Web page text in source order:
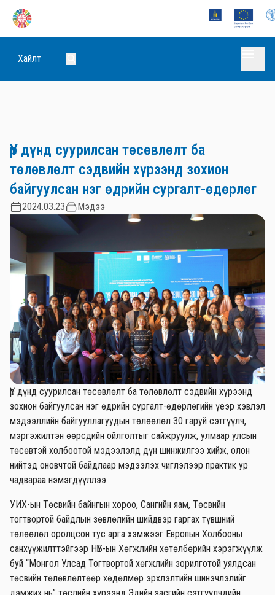
Үр дүнд суурилсан төсөвлөлт ба
төлөвлөлт сэдвийн хүрээнд зохион
байгуулсан нэг өдрийн сургалт-өдөрлөг
2024.03.23 Мэдээ
Үр дүнд суурилсан төсөвлөлт ба төлөвлөлт сэдвийн хүрээнд
зохион байгуулсан нэг өдрийн сургалт-өдөрлөгийн үеэр хэвлэл
мэдээллийн байгууллагуудын төлөөлөл 30 гаруй сэтгүүлч,
мэргэжилтэн өөрсдийн ойлголтыг сайжруулж, улмаар улсын
төсөвтэй холбоотой мэдээлэлд дүн шинжилгээ хийж, олон
нийтэд оновчтой байдлаар мэдээлэх чиглэлээр практик ур
чадвараа нэмэгдүүллээ.
УИХ-ын Төсвийн байнгын хороо, Сангийн яам, Төсвийн
тогтвортой байдлын зөвлөлийн шийдвэр гаргах түвшний
төлөөлөл оролцсон тус арга хэмжээг Европын Холбооны
санхүүжилттэйгээр НҮБ-ын Хөгжлийн хөтөлбөрийн хэрэгжүүлж
буй “Монгол Улсад Тогтвортой хөгжлийн зорилготой уялдсан
төсвийн төлөвлөлтөөр хөдөлмөр эрхлэлтийн шинэчлэлийг